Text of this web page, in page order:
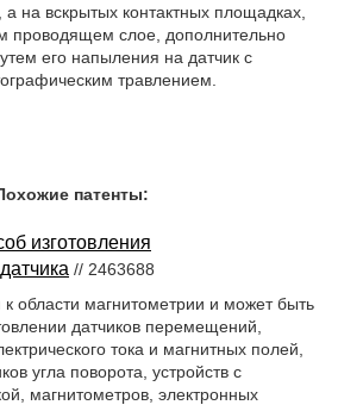
на вскрытых контактных площадках,
проводящем слое, дополнительно
его напыления на датчик с
травлением.
патенты:
изготовления
// 2463688
к области магнитометрии и может быть
датчиков перемещений,
тока и магнитных полей,
угла поворота, устройств с
магнитометров, электронных